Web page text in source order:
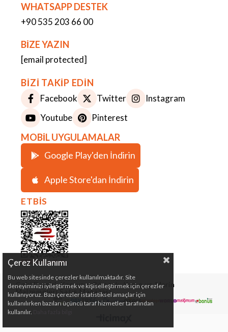
WHATSAPP DESTEK
+90 535 203 66 00
BİZE YAZIN
[email protected]
BİZİ TAKİP EDİN
Facebook Twitter
Instagram
Youtube
Pinterest
MOBİL UYGULAMALAR
Google Play'den İndirin
Apple Store'dan İndirin
ETBİS
Çeki Demiri, Karavan, Römork, Kamp ve Marin
Malzemeleri Satış Mağazası
Çerez Kullanımı
Bu web sitesinde çerezler kullanılmaktadır. Site
deneyiminizi iyileştirmek ve kişiselleştirmek için çerezler
kullanıyoruz. Bazı çerezler istatistiksel amaçlar için
kullanılırken bazıları üçüncü taraf hizmetler tarafından
kullanılır.